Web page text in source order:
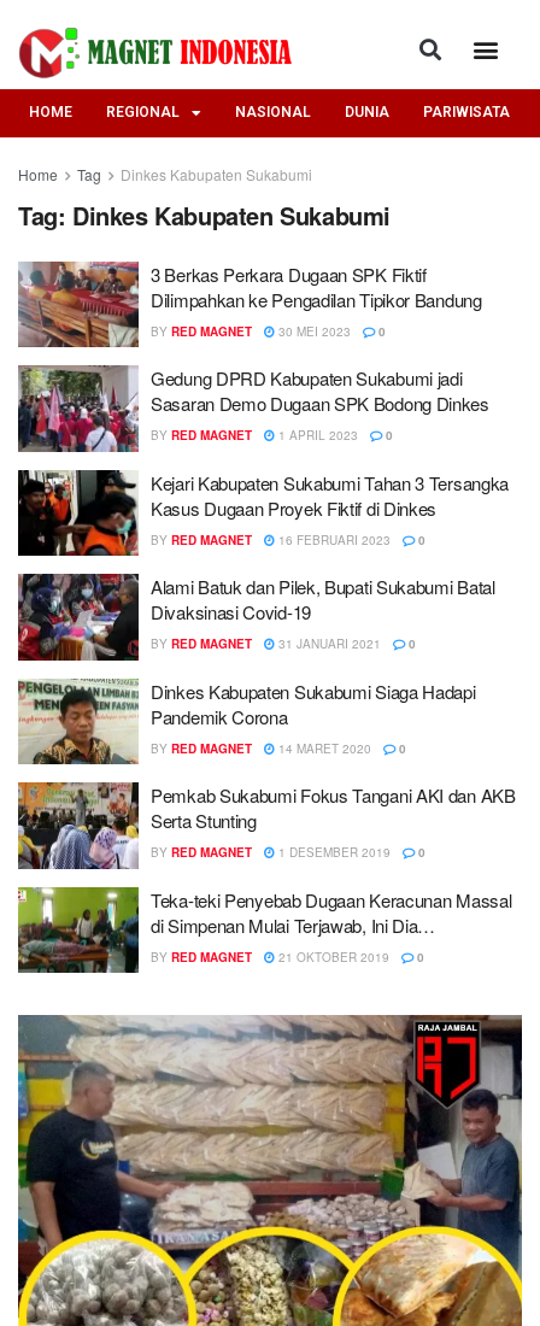
HOME REGIONAL NASIONAL DUNIA PARIWISATA
Home Tag Dinkes Kabupaten Sukabumi
Tag: Dinkes Kabupaten Sukabumi
3 Berkas Perkara Dugaan SPK Fiktif
Dilimpahkan ke Pengadilan Tipikor Bandung
BY RED MAGNET 30 MEI 2023 0
Gedung DPRD Kabupaten Sukabumi jadi
Sasaran Demo Dugaan SPK Bodong Dinkes
BY RED MAGNET 1 APRIL 2023 0
Kejari Kabupaten Sukabumi Tahan 3 Tersangka
Kasus Dugaan Proyek Fiktif di Dinkes
BY RED MAGNET 16 FEBRUARI 2023 0
Alami Batuk dan Pilek, Bupati Sukabumi Batal
Divaksinasi Covid-19
BY RED MAGNET 31 JANUARI 2021 0
Dinkes Kabupaten Sukabumi Siaga Hadapi
Pandemik Corona
BY RED MAGNET 14 MARET 2020 0
Pemkab Sukabumi Fokus Tangani AKI dan AKB
Serta Stunting
BY RED MAGNET 1 DESEMBER 2019 0
Teka-teki Penyebab Dugaan Keracunan Massal
di Simpenan Mulai Terjawab, Ini Dia…
BY RED MAGNET 21 OKTOBER 2019 0